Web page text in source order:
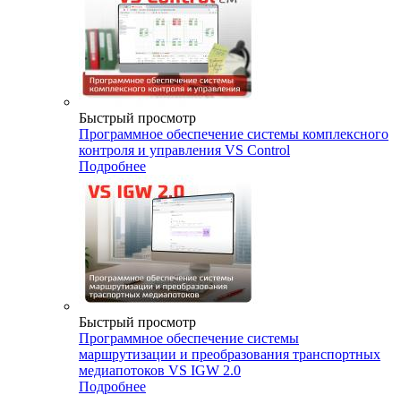
Быстрый просмотр
Программное обеспечение системы комплексного
контроля и управления VS Control
Подробнее
Быстрый просмотр
Программное обеспечение системы
маршрутизации и преобразования транспортных
медиапотоков VS IGW 2.0
Подробнее